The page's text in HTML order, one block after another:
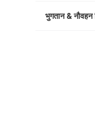
भुगतान & नौवहन